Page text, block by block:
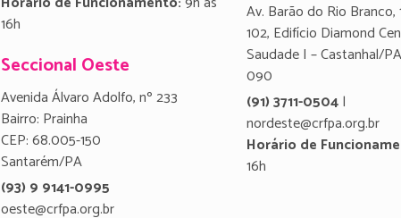
16h
Seccional Oeste
Avenida Álvaro Adolfo, nº 233
Bairro: Prainha
CEP: 68.005-150
Santarém/PA
(93) 9 9141-0995
oeste@crfpa.org.br
Av. Barão do Rio Branco,
102, Edifício Diamond
Saudade I – Castanhal/
090
(91) 3711-0504|
nordeste@crfpa.org.br
Horário de
16h